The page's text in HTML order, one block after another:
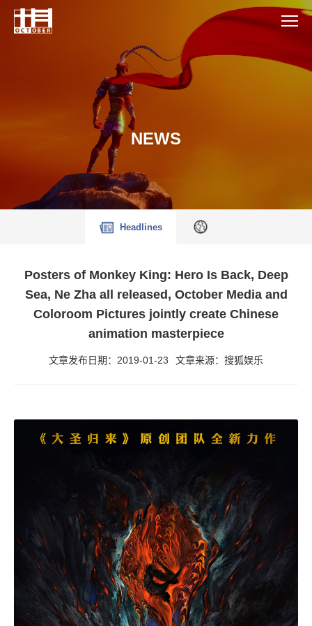
NEWS
Headlines
Posters of Monkey King: Hero Is Back, Deep
Sea, Ne Zha all released, October Media and
Coloroom Pictures jointly create Chinese
animation masterpiece
文章发布日期：2019-01-23 文章来源：搜狐娱乐